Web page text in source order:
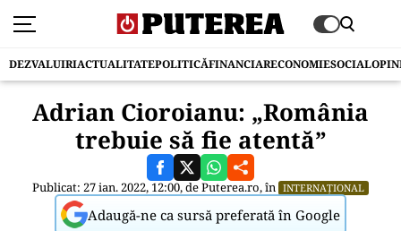
DEZVALUIRIACTUALITATEPOLITICĂFINANCIARECONOMIESOCIAL
Adrian Cioroianu: „România
trebuie să fie atentă”
Publicat: 27 ian. 2022, 12:00, dePuterea.ro, în INTERNAȚIONAL
Adaugă-ne ca sursă preferată în Google